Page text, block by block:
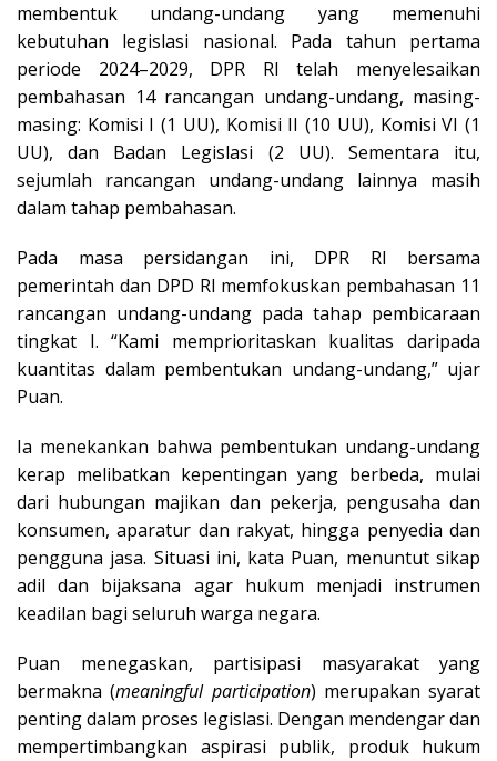
membentuk undang-undang yang memenuhi
kebutuhan legislasi nasional. Pada tahun pertama
periode 2024–2029, DPR RI telah menyelesaikan
pembahasan 14 rancangan undang-undang, masing-
masing: Komisi I (1 UU), Komisi II (10 UU), Komisi VI (1
UU), dan Badan Legislasi (2 UU). Sementara itu,
sejumlah rancangan undang-undang lainnya masih
dalam tahap pembahasan.
Pada masa persidangan ini, DPR RI bersama
pemerintah dan DPD RI memfokuskan pembahasan 11
rancangan undang-undang pada tahap pembicaraan
tingkat I. “Kami memprioritaskan kualitas daripada
kuantitas dalam pembentukan undang-undang,” ujar
Puan.
Ia menekankan bahwa pembentukan undang-undang
kerap melibatkan kepentingan yang berbeda, mulai
dari hubungan majikan dan pekerja, pengusaha dan
konsumen, aparatur dan rakyat, hingga penyedia dan
pengguna jasa. Situasi ini, kata Puan, menuntut sikap
adil dan bijaksana agar hukum menjadi instrumen
keadilan bagi seluruh warga negara.
Puan menegaskan, partisipasi masyarakat yang
bermakna (meaningful participation) merupakan syarat
penting dalam proses legislasi. Dengan mendengar dan
mempertimbangkan aspirasi publik, produk hukum